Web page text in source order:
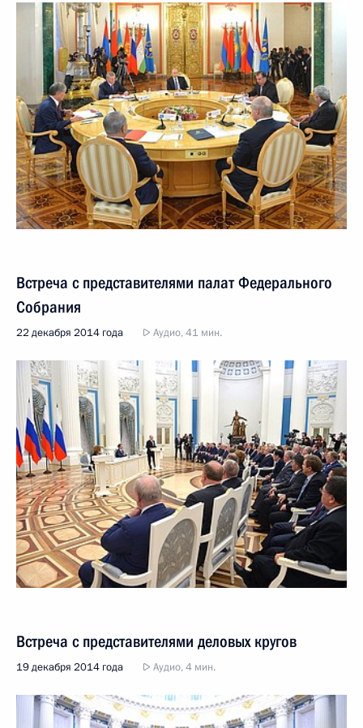
Встреча с представителями палат Федерального
Собрания
22 декабря 2014 года Аудио, 41 мин.
Встреча с представителями деловых кругов
19 декабря 2014 года Аудио, 4 мин.